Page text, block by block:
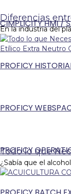
CIMPLICITY HMI /
PROFICY
PROFICY
PROFICY
Diferencias
En la industria del
Todo lo que
¿Sabía que el